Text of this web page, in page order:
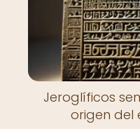
Jeroglíficos
origen del